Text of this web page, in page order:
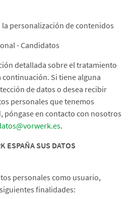
de contenidos
- Candidatos
detallada sobre el tratamiento
continuación. Si tiene alguna
de datos o desea recibir
personales que tenemos
póngase en contacto con nosotros
.
ESPAÑA SUS DATOS
personales como usuario,
finalidades: